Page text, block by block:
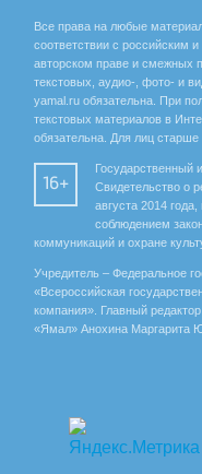
Все права на любые
соответствии с российским
авторском праве и смежных
текстовых, аудио-, фото- и
yamal.ru обязательна. При
текстовых материалов в
обязательна. Для лиц старше
16+
Государственный
Свидетельство о
августа 2014
соблюдением
коммуникаций и охране
Учредитель – Федеральное
«Всероссийская
компания». Главный
«Ямал» Анохина Маргарита